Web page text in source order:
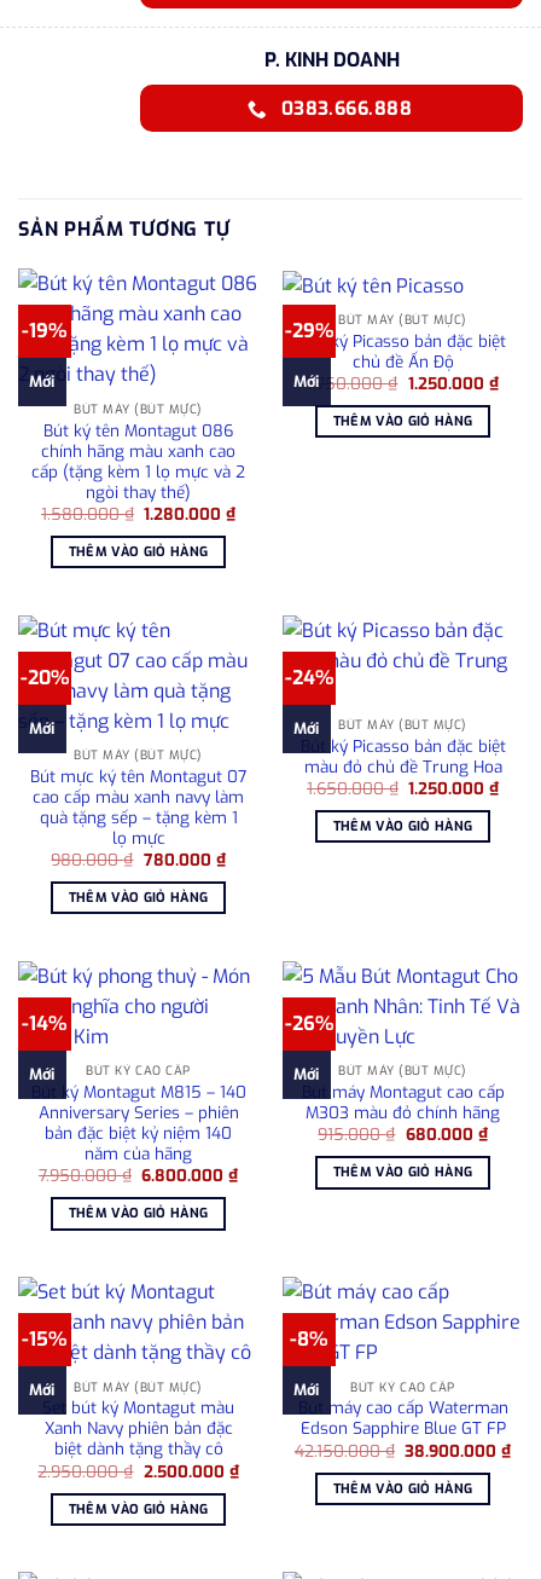
P. KINH DOANH
0383.666.888
SẢN PHẨM TƯƠNG TỰ
-19%
Mới
BÚT MÁY (BÚT MỰC)
Bút ký tên Montagut 086
chính hãng màu xanh cao
cấp (tặng kèm 1 lọ mực và 2
ngòi thay thế)
1.580.000₫ Giá
là:
1.580.000 ₫.
1.280.000₫Giá
hiện
THÊM VÀO GIỎ HÀNG
-29%
Mới
BÚT MÁY (BÚT MỰC)
Bút ký Picasso bản đặc biệt
chủ đề Ấn Độ
1.750.000₫ Giá
là:
1.750.000 ₫.
1.250.000 ₫Giá
hiện
THÊM VÀO GIỎ HÀNG
-20%
Mới
BÚT MÁY (BÚT MỰC)
Bút mực ký tên Montagut 07
cao cấp màu xanh navy làm
quà tặng sếp – tặng kèm 1
lọ mực
980.000₫ Giá
là:
980.000 ₫.
780.000 ₫Giá
hiện
780.000 ₫.
THÊM VÀO GIỎ HÀNG
-24%
Mới BÚT MÁY (BÚT MỰC)
Bút ký Picasso bản đặc biệt
màu đỏ chủ đề Trung Hoa
1.650.000₫ Giá
là:
1.650.000 ₫.
1.250.000₫Giá
hiện
THÊM VÀO GIỎ HÀNG
-14%
Mới BÚT KÝ CAO CẤP
Bút ký Montagut M815 – 140
Anniversary Series – phiên
bản đặc biệt kỷ niệm 140
năm của hãng
7.950.000₫ Giá
là:
7.950.000 ₫.
6.800.000₫Giá
THÊM VÀO GIỎ HÀNG
-26%
Mới BÚT MÁY (BÚT MỰC)
Bút máy Montagut cao cấp
M303 màu đỏ chính hãng
915.000₫ Giá
là:
915.000 ₫.
680.000 ₫Giá
tại
THÊM VÀO GIỎ HÀNG
-15%
Mới BÚT MÁY (BÚT MỰC)
Set bút ký Montagut màu
Xanh Navy phiên bản đặc
biệt dành tặng thầy cô
2.950.000₫ Giá
là:
2.950.000 ₫.
2.500.000 ₫Giá
hiện
THÊM VÀO GIỎ HÀNG
-8%
Mới BÚT KÝ CAO CẤP
Bút máy cao cấp Waterman
Edson Sapphire Blue GT FP
42.150.000₫ Giá
là:
42.150.000 ₫.
38.900.000₫Giá
hiện
THÊM VÀO GIỎ HÀNG